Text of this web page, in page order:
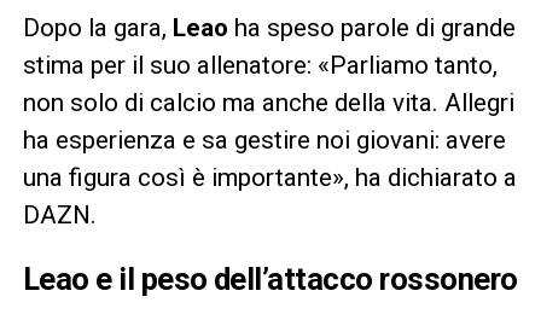
Dopo la gara, Leao ha speso parole di grande
stima per il suo allenatore: «Parliamo tanto,
non solo di calcio ma anche della vita. Allegri
ha esperienza e sa gestire noi giovani: avere
una figura così è importante», ha dichiarato a
DAZN.
Leao e il peso dell’attacco rossonero